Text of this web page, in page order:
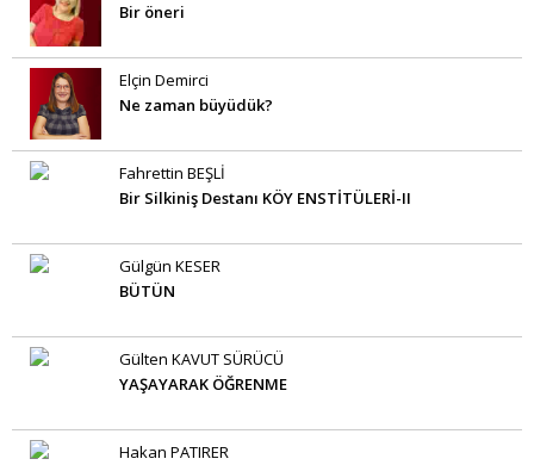
Bir öneri
Elçin Demirci
Ne zaman büyüdük?
Fahrettin BEŞLİ
Bir Silkiniş Destanı KÖY ENSTİTÜLERİ-II
Gülgün KESER
BÜTÜN
Gülten KAVUT SÜRÜCÜ
YAŞAYARAK ÖĞRENME
Hakan PATIRER